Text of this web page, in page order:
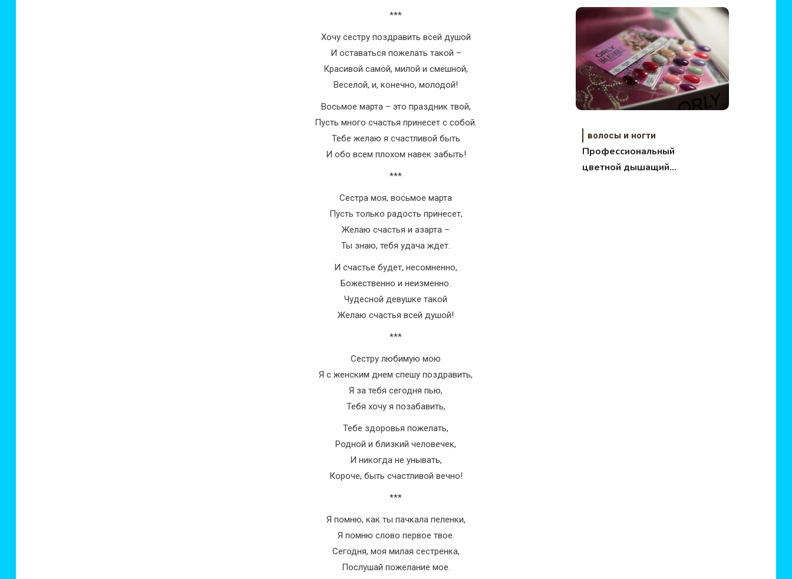
***
Хочу сестру поздравить всей душой
И оставаться пожелать такой –
Красивой самой, милой и смешной,
Веселой, и, конечно, молодой!
Восьмое марта – это праздник твой,
Пусть много счастья принесет с собой.
Тебе желаю я счастливой быть
И обо всем плохом навек забыть!
***
Сестра моя, восьмое марта
Пусть только радость принесет,
Желаю счастья и азарта –
Ты знаю, тебя удача ждет.
И счастье будет, несомненно,
Божественно и неизменно.
Чудесной девушке такой
Желаю счастья всей душой!
***
Сестру любимую мою
Я с женским днем спешу поздравить,
Я за тебя сегодня пью,
Тебя хочу я позабавить,
Тебе здоровья пожелать,
Родной и близкий человечек,
И никогда не унывать,
Короче, быть счастливой вечно!
***
Я помню, как ты пачкала пеленки,
Я помню слово первое твое.
Сегодня, моя милая сестренка,
Послушай пожелание мое.
волосы и ногти
Профессиональный
цветной дышащий